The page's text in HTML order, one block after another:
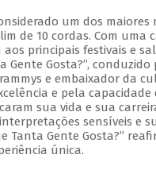
um dos maiores
de 10 cordas. Com
principais festivais e
Gente Gosta?”,
e embaixador da
e pela
sua vida e sua
sensíveis e
Tanta Gente Gosta?”
única.